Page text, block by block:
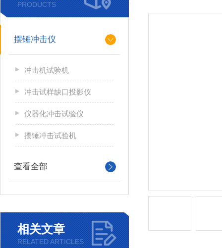
PRODUCTS
摆锤冲击仪
冲击机试验机
冲击试样缺口投影仪
仪器化冲击试验仪
摆锤冲击试验机
查看全部
相关文章
RELATED ARTICLES